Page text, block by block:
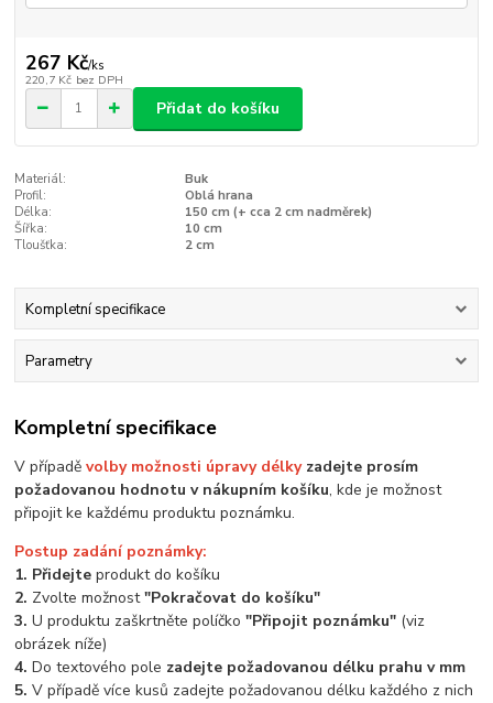
267 Kč/ks
220,7 Kč bez DPH
Přidat do košíku
Materiál:
Buk
Profil:
Oblá hrana
Délka:
150 cm (+ cca 2 cm nadměrek)
Šířka:
10 cm
Tloušťka:
2 cm
Kompletní specifikace
Parametry
Kompletní specifikace
V případěvolby možnosti úpravy délkyzadejte prosím
požadovanou hodnotu v nákupním košíku, kde je možnost
připojit ke každému produktu poznámku.
Postup zadání poznámky:
1. Přidejte produkt do košíku
2. Zvolte možnost"Pokračovat do košíku"
3.U produktu zaškrtněte políčko"Připojit poznámku" (viz
obrázek níže)
4.Do textového pole zadejte požadovanou délku prahu v mm
5.V případě více kusů zadejte požadovanou délku každého z nich